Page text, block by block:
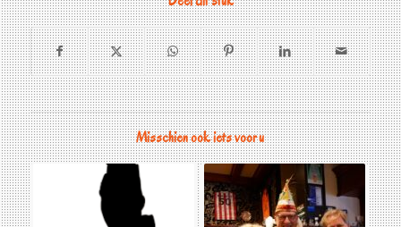
Misschien ook iets voor u